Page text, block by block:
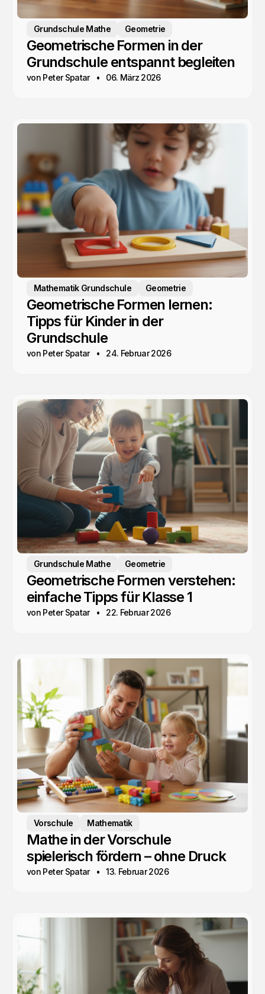
Grundschule Mathe Geometrie
Geometrische Formen in der
Grundschule entspannt begleiten
von Peter Spatar 06. März 2026
Mathematik Grundschule Geometrie
Geometrische Formen lernen:
Tipps für Kinder in der
Grundschule
von Peter Spatar 24. Februar 2026
Grundschule Mathe Geometrie
Geometrische Formen verstehen:
einfache Tipps für Klasse 1
von Peter Spatar 22. Februar 2026
Vorschule Mathematik
Mathe in der Vorschule
spielerisch fördern – ohne Druck
von Peter Spatar 13. Februar 2026